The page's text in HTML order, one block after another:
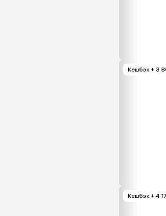
Кешбэк + 3
Кешбэк + 4